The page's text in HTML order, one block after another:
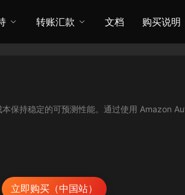
转账汇款 文档 购买说明
保持稳定的可预测性能。通过使用 Amazon
立即购买（中国站）